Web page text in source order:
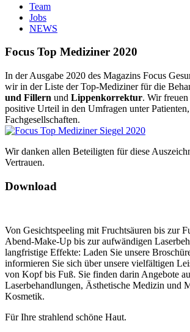
Team
Jobs
NEWS
Focus Top Mediziner 2020
In der Ausgabe 2020 des Magazins Focus
wir in der Liste der Top-Mediziner für die
und Fillern und Lippenkorrektur. Wir freuen
positive Urteil in den Umfragen unter
Fachgesellschaften.
Wir danken allen Beteiligten für diese
Vertrauen.
Download
Von Gesichtspeeling mit Fruchtsäuren bis zur
Abend-Make-Up bis zur aufwändigen
langfristige Effekte: Laden Sie unsere
informieren Sie sich über unsere vielfältigen
von Kopf bis Fuß. Sie finden darin Angebote
Laserbehandlungen, Ästhetische Medizin und
Kosmetik.
Für Ihre strahlend schöne Haut.